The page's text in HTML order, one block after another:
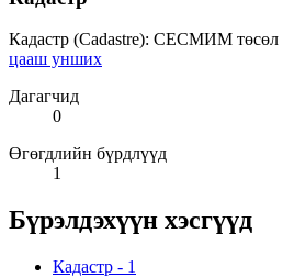
Кадастр (Cadastre): СЕСМИМ төсөл
цааш унших
Дагагчид
0
Өгөгдлийн бүрдлүүд
1
Бүрэлдэхүүн хэсгүүд
Кадастр - 1